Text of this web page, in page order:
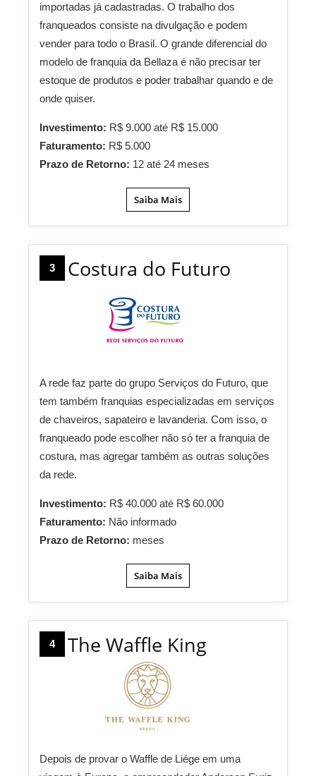
importadas já cadastradas. O trabalho dos
franqueados consiste na divulgação e podem
vender para todo o Brasil. O grande diferencial do
modelo de franquia da Bellaza é não precisar ter
estoque de produtos e poder trabalhar quando e de
onde quiser.
Investimento: R$ 9.000 até R$ 15.000
Faturamento: R$ 5.000
Prazo de Retorno: 12 até 24 meses
Saiba Mais
3 Costura do Futuro
A rede faz parte do grupo Serviços do Futuro, que
tem também franquias especializadas em serviços
de chaveiros, sapateiro e lavanderia. Com isso, o
franqueado pode escolher não só ter a franquia de
costura, mas agregar também as outras soluções
da rede.
Investimento: R$ 40.000 até R$ 60.000
Faturamento: Não informado
Prazo de Retorno: meses
Saiba Mais
4 The Waffle King
Depois de provar o Waffle de Liége em uma